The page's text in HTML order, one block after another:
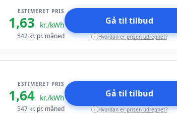
ESTIMERET PRIS
1,63 kr./kWh
542 kr. pr. måned
Gå til tilbud
i Hvordan er prisen udregnet?
ESTIMERET PRIS
1,64 kr./kWh
547 kr. pr. måned
Gå til tilbud
i Hvordan er prisen udregnet?